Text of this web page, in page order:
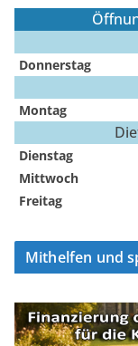
Donnerstag
Montag
Dienstag
Mittwoch
Freitag
Mithelfen und